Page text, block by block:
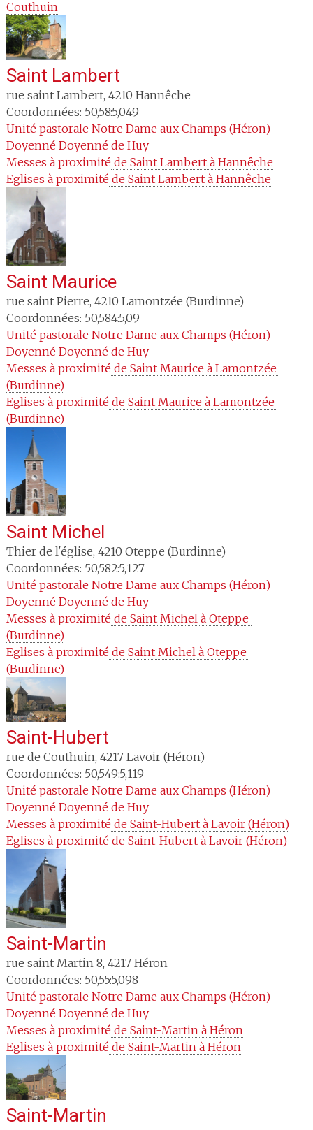
Couthuin
Saint Lambert
rue saint Lambert, 4210 Hannêche
Coordonnées: 50,58:5,049
Unité pastorale Notre Dame aux Champs (Héron)
Doyenné Doyenné de Huy
Messes à proximité de Saint Lambert à Hannêche
Eglises à proximité de Saint Lambert à Hannêche
Saint Maurice
rue saint Pierre, 4210 Lamontzée (Burdinne)
Coordonnées: 50,584:5,09
Unité pastorale Notre Dame aux Champs (Héron)
Doyenné Doyenné de Huy
Messes à proximité de Saint Maurice à Lamontzée
(Burdinne)
Eglises à proximité de Saint Maurice à Lamontzée
(Burdinne)
Saint Michel
Thier de l'église, 4210 Oteppe (Burdinne)
Coordonnées: 50,582:5,127
Unité pastorale Notre Dame aux Champs (Héron)
Doyenné Doyenné de Huy
Messes à proximité de Saint Michel à Oteppe
(Burdinne)
Eglises à proximité de Saint Michel à Oteppe
(Burdinne)
Saint-Hubert
rue de Couthuin, 4217 Lavoir (Héron)
Coordonnées: 50,549:5,119
Unité pastorale Notre Dame aux Champs (Héron)
Doyenné Doyenné de Huy
Messes à proximité de Saint-Hubert à Lavoir (Héron)
Eglises à proximité de Saint-Hubert à Lavoir (Héron)
Saint-Martin
rue saint Martin 8, 4217 Héron
Coordonnées: 50,55:5,098
Unité pastorale Notre Dame aux Champs (Héron)
Doyenné Doyenné de Huy
Messes à proximité de Saint-Martin à Héron
Eglises à proximité de Saint-Martin à Héron
Saint-Martin